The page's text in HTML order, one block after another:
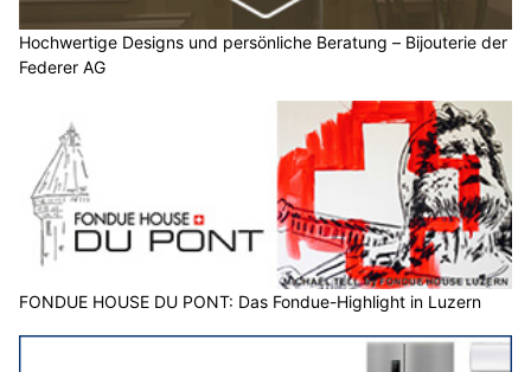
Hochwertige Designs und persönliche Beratung – Bijouterie der
Federer AG
FONDUE HOUSE DU PONT: Das Fondue-Highlight in Luzern